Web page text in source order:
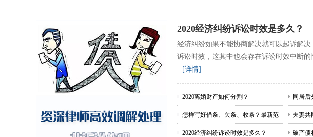
2020经济纠纷诉讼时效是多久？
经济纠纷如果不能协商解决就可以起诉解
诉讼时效，这其中也会存在诉讼时效中断
[详情]
2020离婚财产如何分割？ 同居后
怎样写好借条、欠条、收条？最新范
本
夫妻共
2020经济纠纷诉讼时效是多久？ 破产债